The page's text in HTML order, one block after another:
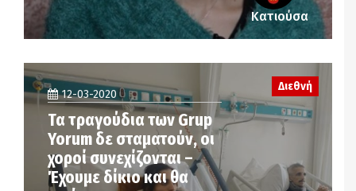
Κατιούσα
12-03-2020
Τα τραγούδια των Grup
Yorum δε σταματούν, οι
χοροί συνεχίζονται –
Έχουμε δίκιο και θα
Διεθνή